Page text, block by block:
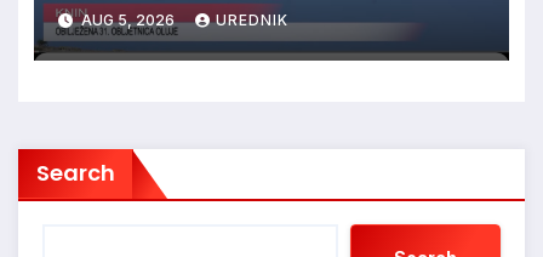
AUG 5, 2026 UREDNIK
Search